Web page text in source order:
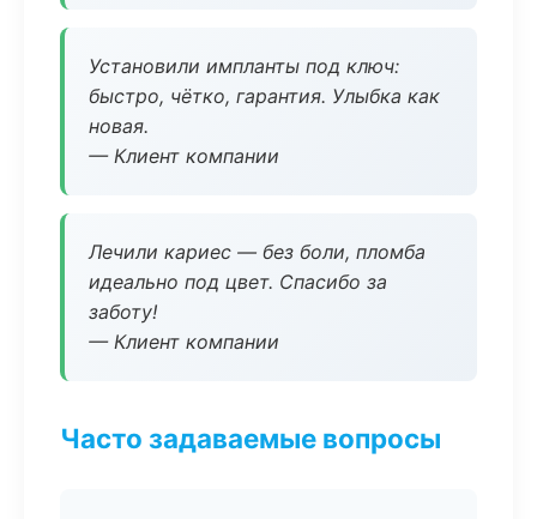
Установили импланты под ключ:
быстро, чётко, гарантия. Улыбка как
новая.
— Клиент компании
Лечили кариес — без боли, пломба
идеально под цвет. Спасибо за
заботу!
— Клиент компании
Часто задаваемые вопросы